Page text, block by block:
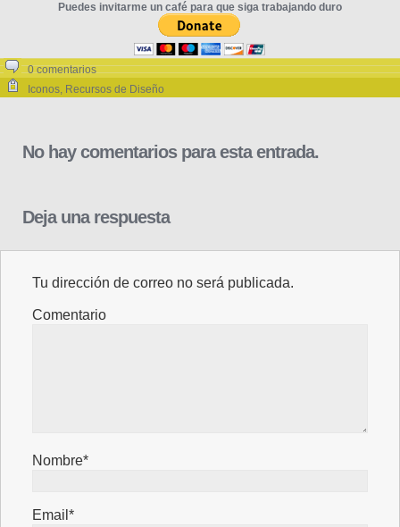
Puedes invitarme un café para que siga trabajando duro
0 comentarios
Iconos, Recursos de Diseño
No hay comentarios para esta entrada.
Deja una respuesta
Tu dirección de correo no será publicada.
Comentario
Nombre*
Email*